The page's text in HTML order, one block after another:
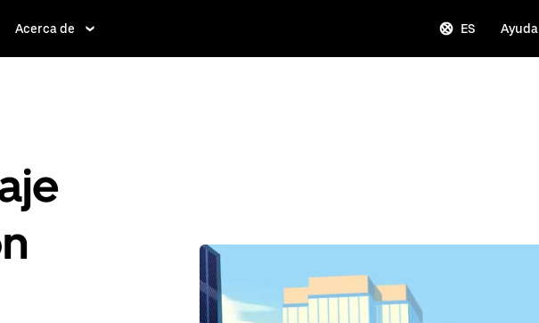
Acerca de ES Ayuda